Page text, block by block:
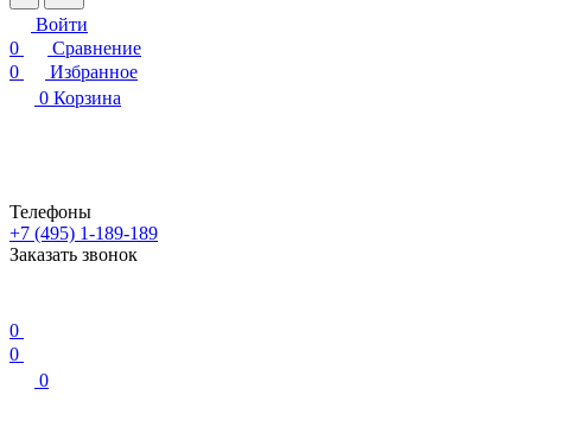
Войти
0
Сравнение
0
Избранное
0 Корзина
Телефоны
+7 (495) 1-189-189
Заказать звонок
0
0
0